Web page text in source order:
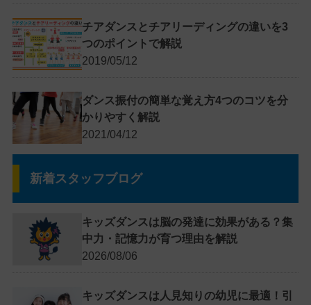
チアダンスとチアリーディングの違いを3
つのポイントで解説
2019/05/12
ダンス振付の簡単な覚え方4つのコツを分
かりやすく解説
2021/04/12
新着スタッフブログ
キッズダンスは脳の発達に効果がある？集
中力・記憶力が育つ理由を解説
2026/08/06
キッズダンスは人見知りの幼児に最適！引